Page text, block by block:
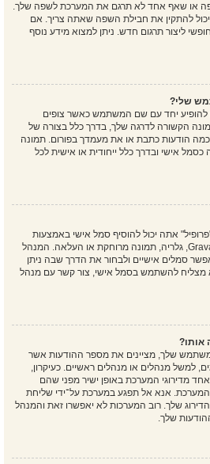
או שאף אחד לא תרגם את המערכת לשפה שלך.
להתקין את חבילת השפה שאתה צריך. אם
ליצור תרגום חדש. ניתן למצוא מידע נוסף
שלי?
להופיע יחד עם שם המשתמש כאשר צופים
הקשורה לדרגה שלך, בדרך כלל בצורה של
כמה הודעות כתבת או את מעמדך בפורום. תמונה
אישי ובדרך כלל ייחודית או אישית לכל
אתה יכול להוסיף סמל אישי באמצעות
אחת מארבע השיטות הבאות: Gravatar, גלריה, תמונה מרוחקת או העלאה. המנהל
סמלים אישיים ולבחור את הדרך שבה ניתן
מצליח להשתמש בסמל אישי, צור קשר עם מנהל
אותו?
שלך, מציינים את מספר ההודעות אשר
למשל מנהלים או מנהלים ראשיים. כעיקרון,
מדירוגי המערכת באופן ישיר מפני שהם
אנא אל תפגע במערכת על־ידי שליחת
שלך. רוב המערכות לא יאפשרו זאת והמנהל
שלך.